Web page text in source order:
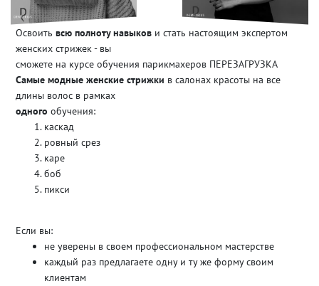
Освоить всю полноту навыков и стать настоящим экспертом
женских стрижек - вы
сможете на курсе обучения парикмахеров ПЕРЕЗАГРУЗКА
Самые модные женские стрижки в салонах красоты на все
длины волос в рамках
одного обучения:
каскад
ровный срез
каре
боб
пикси
Если вы:
не уверены в своем профессиональном мастерстве
каждый раз предлагаете одну и ту же форму своим
клиентам